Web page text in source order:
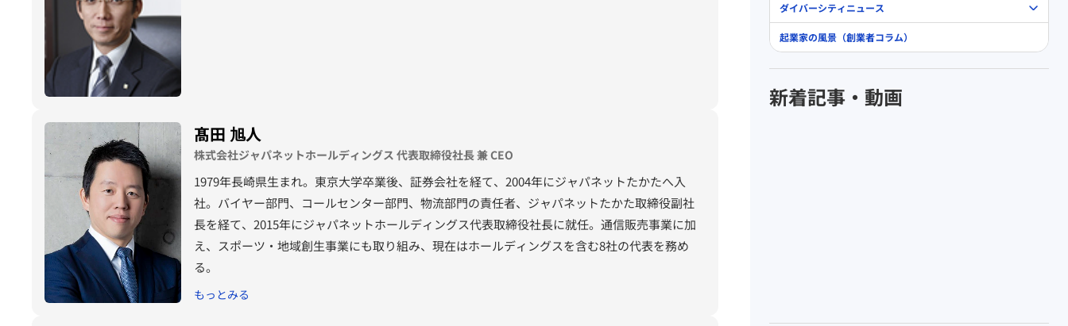
髙田 旭人
株式会社ジャパネットホールディングス 代表取締役社長 兼 CEO
1979年長崎県生まれ。東京大学卒業後、証券会社を経て、2004年にジャパネットたかたへ入
社。バイヤー部門、コールセンター部門、物流部門の責任者、ジャパネットたかた取締役副社
長を経て、2015年にジャパネットホールディングス代表取締役社長に就任。通信販売事業に加
え、スポーツ・地域創生事業にも取り組み、現在はホールディングスを含む8社の代表を務め
る。
もっとみる
ダイバーシティニュース
起業家の風景（創業者コラム）
新着記事・動画